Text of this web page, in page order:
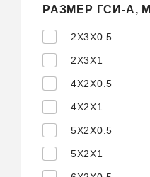
РАЗМЕР ГСИ-А, М
2X3X0.5
2X3X1
4X2X0.5
4X2X1
5X2X0.5
5X2X1